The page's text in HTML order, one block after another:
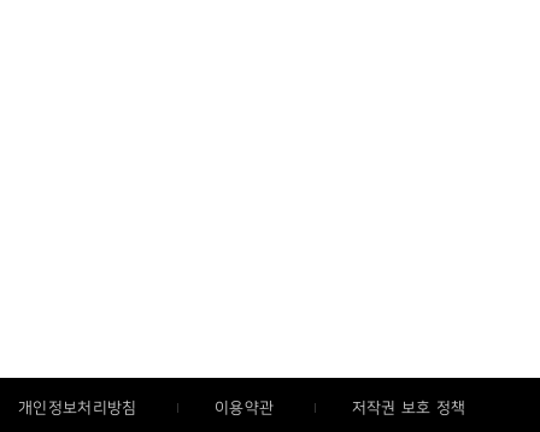
개인정보처리방침 이용약관 저작권 보호 정책